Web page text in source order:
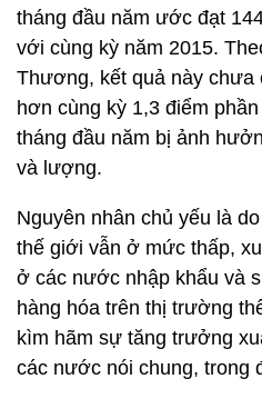
tháng đầu năm ước đạt
với cùng kỳ năm 2015.
Thương, kết quả này chưa
hơn cùng kỳ 1,3 điểm
tháng đầu năm bị ảnh
và lượng.
Nguyên nhân chủ yếu là
thế giới vẫn ở mức thấp,
ở các nước nhập khẩu và
hàng hóa trên thị trường
kìm hãm sự tăng trưởng
các nước nói chung, trong